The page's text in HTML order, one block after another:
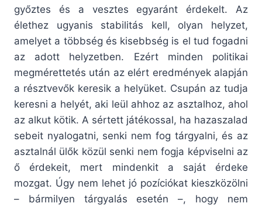
győztes és a vesztes egyaránt érdekelt. Az
élethez ugyanis stabilitás kell, olyan helyzet,
amelyet a többség és kisebbség is el tud fogadni
az adott helyzetben. Ezért minden politikai
megmérettetés után az elért eredmények alapján
a résztvevők keresik a helyüket. Csupán az tudja
keresni a helyét, aki leül ahhoz az asztalhoz, ahol
az alkut kötik. A sértett játékossal, ha hazaszalad
sebeit nyalogatni, senki nem fog tárgyalni, és az
asztalnál ülők közül senki nem fogja képviselni az
ő érdekeit, mert mindenkit a saját érdeke
mozgat. Úgy nem lehet jó pozíciókat kieszközölni
– bármilyen tárgyalás esetén –, hogy nem